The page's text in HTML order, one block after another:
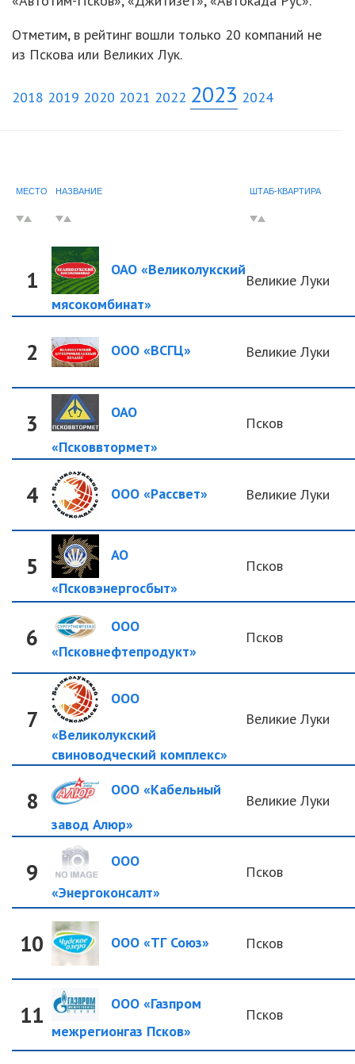
Отметим, в рейтинг вошли только 20 компаний не
из Пскова или Великих Лук.
2018 2019 2020 2021 2022 2023 2024
МЕСТО НАЗВАНИЕ ШТАБ-КВАРТИРА
1
ОАО «Великолукский
мясокомбинат»
Великие Луки
2 ООО «ВСГЦ» Великие Луки
3
ОАО
«Псковвтормет»
Псков
4 ООО «Рассвет» Великие Луки
5
АО
«Псковэнергосбыт»
Псков
6
ООО
«Псковнефтепродукт»
Псков
7
ООО
«Великолукский
свиноводческий комплекс»
Великие Луки
8
ООО «Кабельный
завод Алюр»
Великие Луки
9
ООО
«Энергоконсалт»
Псков
10 ООО «ТГ Союз» Псков
11
ООО «Газпром
межрегионгаз Псков»
Псков